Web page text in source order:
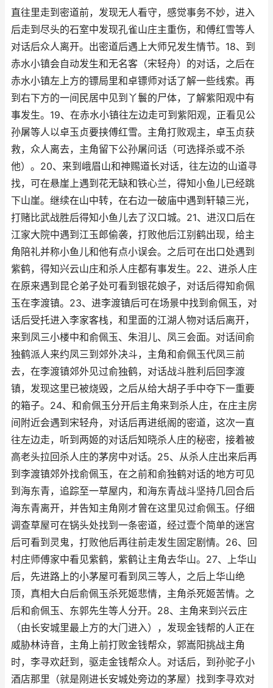
直往里走到密道前，发现无人看守，感觉事务不妙，进入
后走到尽头的石室中发现孔雀山庄主重伤，和傅红雪等人
对话后众人离开。出密道后遇上大师兄发生情节。18、到
赤水小镇会自动发生和无名客（宋轻舟）的对话，之后在
赤水小镇左上方的镖局里和卓镖师对话了解一些线索。再
到右下方的一间民居中见到丫鬟的尸体，了解紫阳观中有
事发生。19、在赤水小镇往左边走可到紫阳观，正看见公
孙屠等人以卓玉贞要挟傅红雪。主角打败观主，卓玉贞获
救，众人离去，主角留下公孙屠问话（可选择杀或不杀
他）。20、来到峨眉山和神赐道长对话，往左边的山道寻
找，可在悬崖上遇到花无缺和铁心兰，得知小鱼儿已经跳
下山崖。继续在山中转，在右边一破庙中遇到轩辕三光，
打赌比武战胜后得知小鱼儿去了汉口城。21、进汉口后在
江家大院中遇到江玉郎偷袭，打败他后江别鹤出现，给主
角陪礼并称小鱼儿和他有点小误会。之后可在出口处遇到
紫鹤，得知兴云山庄和杀人庄都有事发生。22、进杀人庄
在原来遇到昆仑弟子处可看到银花娘子，对话后得知俞佩
玉在李渡镇。23、进李渡镇后可在场景中找到俞佩玉，对
话后受托进入李家客栈，和里面的江湖人物对话后离开，
来到凤三小楼中和俞佩玉、朱泪儿、凤三会面。对话间俞
独鹤派人来约凤三到郊外决斗，主角和俞佩玉代凤三前
去，在李渡镇郊外见过俞独鹤，对话战斗胜利后回李渡
镇，发现这里已被烧毁，之后从给大胡子手中夺下一重要
的箱子。24、和俞佩玉分开后主角来到杀人庄，在庄主房
间附近会遇到宋轻舟，对话后再进纸阁的密道，这次一直
往左边走，听到两姬的对话后知晓杀人庄的秘密，接着被
高老头拉回杀人庄的茅房中对话。25、从杀人庄出来后再
到李渡镇郊外找俞佩玉，在之前和俞独鹤对话的地方可见
到海东青，追踪至一草屋内，和海东青战斗坚持几回合后
海东青离开，并告知主角刚才曾在这里见过俞佩玉。仔细
调查草屋可在锅头处找到一条密道，经过壹个简单的迷宫
后可看到灵鬼，打败他后再往前走发生固定剧情。26、回
村庄师傅家中看见紫鹤，紫鹤让主角去华山。27、上华山
后，先进路上的小茅屋可看到凤三等人，之后上华山绝
顶，真相大白后俞佩玉杀死姬悲情，主角杀死姬苦情。之
后和俞佩玉、东郭先生等人分开。28、主角来到兴云庄
（由长安城里最上方的大门进入），发现金钱帮的人正在
威胁林诗音，主角上前打败金钱帮众，郭嵩阳挑战主角
时，李寻欢赶到，驱走金钱帮众人。对话后，到孙驼子小
酒店那里（就是刚进长安城处旁边的茅屋）找到李寻欢对